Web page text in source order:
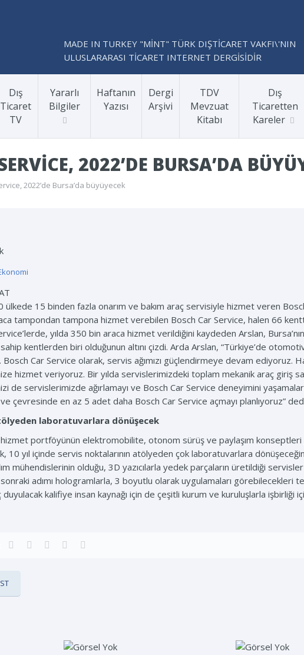
MADE IN TURKEY "MİNT" TÜRK DIŞTİCARET VAKFI\'NIN
ULUSLARARASI TİCARET INTERNET DERGİSİDİR
Dış
Ticaret
TV
Yararlı
Bilgiler
Haftanın
Yazısı
Dergi
Arşivi
TDV
Mevzuat
Kitabı
Dış
Ticaretten
Kareler
2022’DE BURSA’DA
2022’de Bursa’da büyüyecek
ülkede 15 binden fazla onarım ve bakım araç servisiyle hizmet veren
tampondan tampona hizmet verebilen Bosch Car Service, halen 66
yılda 350 bin araca hizmet verildiğini kaydeden Arslan,
kentlerden biri olduğunun altını çizdi. Arda Arslan, “Türkiye’de
Bosch Car Service olarak, servis ağımızı güçlendirmeye devam
hizmet veriyoruz. Bir yılda servislerimizdeki toplam mekanik araç giriş
de servislerimizde ağırlamayı ve Bosch Car Service deneyimini
çevresinde en az 5 adet daha Bosch Car Service açmayı planlıyoruz”
laboratuvarlara dönüşecek
portföyünün elektromobilite, otonom sürüş ve paylaşım
10 yıl içinde servis noktalarının atölyeden çok laboratuvarlara dönüşeceğini
mühendislerinin olduğu, 3D yazıcılarla yedek parçaların üretildiği
adımı hologramlarla, 3 boyutlu olarak uygulamaları görebilecekleri
duyulacak kalifiye insan kaynağı için de çeşitli kurum ve kuruluşlarla işbirliği